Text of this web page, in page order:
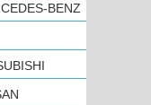
BENZ